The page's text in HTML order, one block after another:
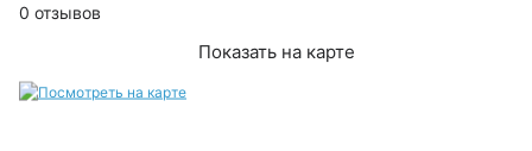
Показать на карте
0 отзывов